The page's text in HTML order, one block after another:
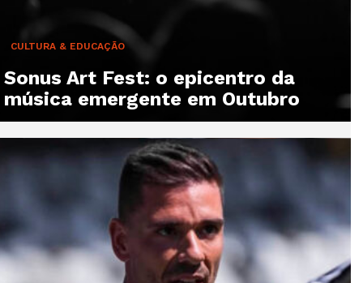
CULTURA & EDUCAÇÃO
Sonus Art Fest: o epicentro da
música emergente em Outubro